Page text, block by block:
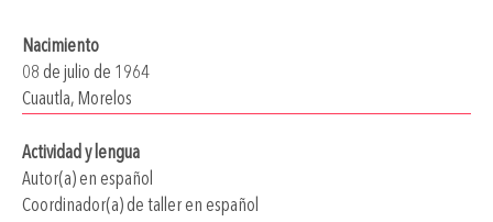
Nacimiento
08 de julio de 1964
Cuautla, Morelos
Actividad y lengua
Autor(a) en español
Coordinador(a) de taller en español